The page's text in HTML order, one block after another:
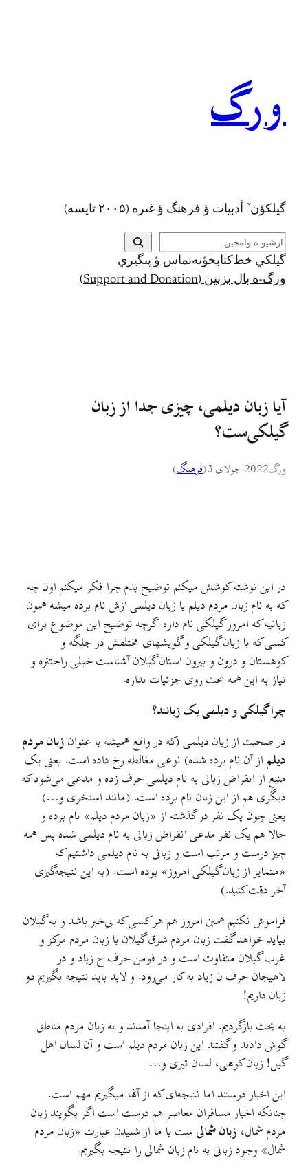
ورگ
گيلکؤن ٚ أدبیات ؤ فرهنگ ؤ غىره (۲۰۰۵ تايسه)
ج
س
ت
ج
گيلکي خط کتابخؤنهتماس ؤ پىگيري
ورگ-ه بال بزنين (Support and Donation)
آیا زبان دیلمی، چیزی جدا از زبان
گیلکی‌ست؟
ورگ2022 جولای 3 (فرهنگ)
در این نوشته کوشش میکنم توضیح بدم چرا فکر میکنم اون چه
که به نام زبان مردم دیلم یا زبان دیلمی ازش نام برده میشه همون
زبانیه که امروز گیلکی نام داره. گرچه توضیح این موضوع برای
کسی که با زبان گیلکی و گويشهای مختلفش در جلگه و
کوهستان و درون و بیرون استان گیلان آشناست خیلی راحتتره و
نیاز به این همه بحث روی جزئیات نداره.
چرا گیلکی و دیلمی یک زبانند؟
در صحبت از زبان دیلمی (که در واقع همیشه با عنوان زبان مردم
دیلم از آن نام برده شده) نوعی مغالطه رخ داده است. یعنی یک
منبع از انقراض زبانی به نام دیلمی حرف زده و مدعی می‌شود که
دیگری هم از این زبان نام برده است. (مانند استخری و…)
یعنی چون یک نفر در گذشته از «زبان مردم دیلم» نام برده و
حالا هم یک نفر مدعی انقراض زبانی به نام دیلمی شده پس همه
چیز درست و مرتب است و زبانی به نام دیلمی داشتیم که
«متمایز از زبان گیلکی امروز» بوده است. (به این نتیجه‌گیری
آخر دقت کنید.)
فراموش نکنیم همین امروز هم هر کسی که بی‌خبر باشد و به گیلان
بیاید خواهد گفت زبان مردم شرق گیلان با زبان مردم مرکز و
غرب گیلان متفاوت است و در فومن حرف خ زياد و در
لاهیجان حرف ن زياد به کار می‌رود. و لابد باید نتیجه بگیریم دو
زبان داريم!
به بحث بازگردیم. افرادی به اینجا آمدند و به زبان مردم مناطق
گوش دادند و گفتند این زبان مردم دیلم است و آن لسان اهل
گیل! زبان کوهی، لسان تبری و…
این اخبار درستند اما نتیجه‌ای که از آنها میگیریم مهم است.
چنانکه اخبار مسافران معاصر هم درست است اگر بگویند زبان
مردم شمال، زبان شمالی ست یا ما از شنیدن عبارت «زبان مردم
شمال» وجود زبانی به نام زبان شمالی را نتيجه بگیریم.